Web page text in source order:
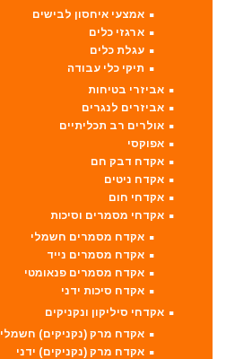
אמצעי איחסון לבישים
ארגזי כלים
עגלת כלים
תיקי כלי עבודה
אביזרי בטיחות
אביזרים לנגרים
אולרים רב תכליתיים
אפוקסי
אקדח דבק חם
אקדח ניטים
אקדחי חום
אקדחי מסמרים וסיכות
אקדח מסמרים חשמלי
אקדח מסמרים נייד
אקדח מסמרים פנאומטי
אקדח סיכות ידני
אקדחי סיליקון ונקניקים
אקדח מרק (נקניקים) חשמלי
אקדח מרק (נקניקים) ידני